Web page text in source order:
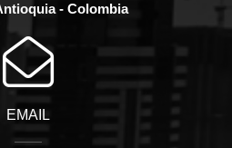
- Colombia
EMAIL